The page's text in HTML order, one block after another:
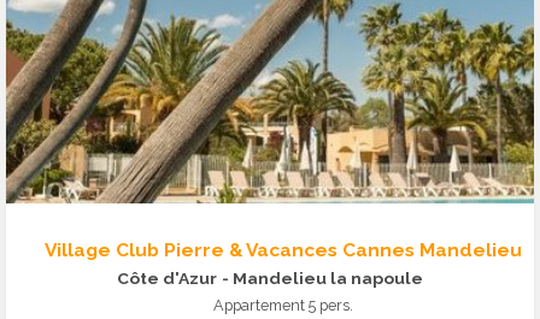
Village Club Pierre & Vacances Cannes Mandelieu
Côte d'Azur - Mandelieu la napoule
Appartement 5 pers.